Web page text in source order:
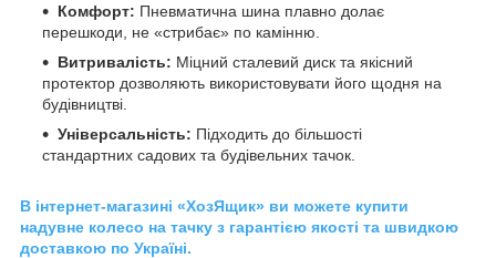
Комфорт: Пневматична шина плавно долає
перешкоди, не «стрибає» по камінню.
Витривалість: Міцний сталевий диск та якісний
протектор дозволяють використовувати його щодня на
будівництві.
Універсальність: Підходить до більшості
стандартних садових та будівельних тачок.
В інтернет-магазині «ХозЯщик» ви можете купити
надувне колесо на тачку з гарантією якості та швидкою
доставкою по Україні.